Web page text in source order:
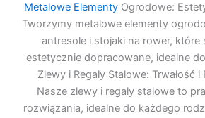
Metalowe Elementy Ogrodowe:
Tworzymy metalowe elementy
antresole i stojaki na rower, które
estetycznie dopracowane, idealne
Zlewy i Regały Stalowe: Trwałość
Nasze zlewy i regały stalowe to
rozwiązania, idealne do każdego